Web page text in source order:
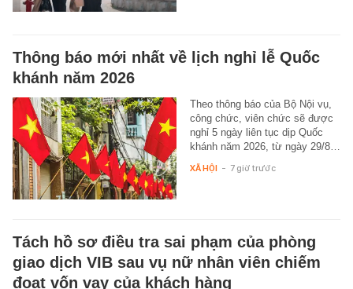
Thông báo mới nhất về lịch nghỉ lễ Quốc
khánh năm 2026
Theo thông báo của Bộ Nội vụ,
công chức, viên chức sẽ được
nghỉ 5 ngày liên tục dịp Quốc
khánh năm 2026, từ ngày 29/8…
XÃ HỘI - 7 giờ trước
Tách hồ sơ điều tra sai phạm của phòng
giao dịch VIB sau vụ nữ nhân viên chiếm
đoạt vốn vay của khách hàng